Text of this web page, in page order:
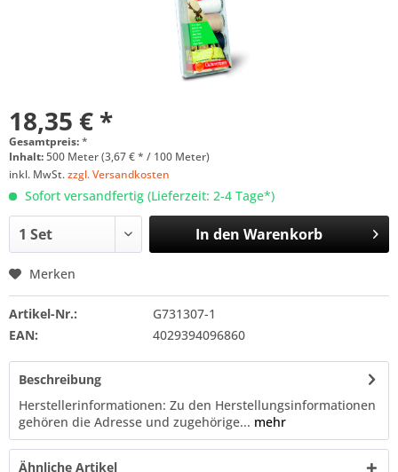
18,35 € *
Gesamtpreis:*
Inhalt:500 Meter (3,67 € * / 100 Meter)
inkl. MwSt.zzgl. Versandkosten
Sofort versandfertig (Lieferzeit: 2-4 Tage*)
In den Warenkorb
Merken
Artikel-Nr.:
G731307-1
EAN:
4029394096860
Beschreibung
Herstellerinformationen: Zu den Herstellungsinformationen
gehören die Adresse und zugehörige... mehr
Ähnliche Artikel